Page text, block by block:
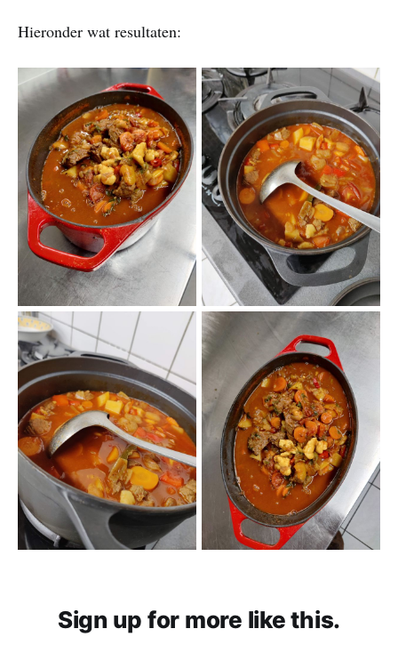
Hieronder wat resultaten:
Sign up for more like this.